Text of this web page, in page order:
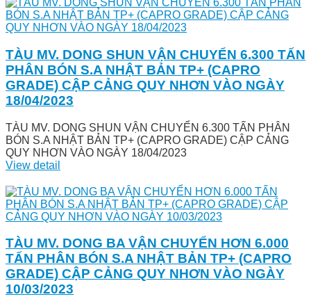
TÀU MV. DONG SHUN VẬN CHUYỂN 6.300 TẤN
PHÂN BÓN S.A NHẬT BẢN TP+ (CAPRO
GRADE) CẬP CẢNG QUY NHƠN VÀO NGÀY
18/04/2023
TÀU MV. DONG SHUN VẬN CHUYỂN 6.300 TẤN PHÂN
BÓN S.A NHẬT BẢN TP+ (CAPRO GRADE) CẬP CẢNG
QUY NHƠN VÀO NGÀY 18/04/2023
View detail
TÀU MV. DONG BA VẬN CHUYỂN HƠN 6.000
TẤN PHÂN BÓN S.A NHẬT BẢN TP+ (CAPRO
GRADE) CẬP CẢNG QUY NHƠN VÀO NGÀY
10/03/2023